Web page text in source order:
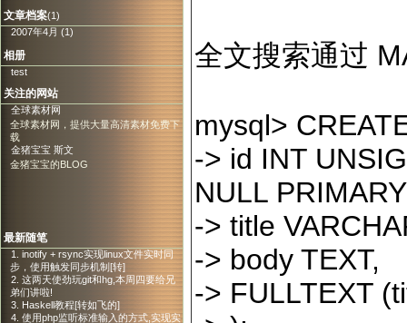
文章档案(1)
2007年4月 (1)
相册
test
关注的网站
全球素材网
全球素材网，提供大量高清素材免费下
载
金猪宝宝 斯文
金猪宝宝的BLOG
最新随笔
1. inotify + rsync实现linux文件实时同
步，使用触发同步机制[转]
2. 这两天使劲玩git和hg,本周四要给兄
弟们讲啦!
3. Haskell教程[转如飞的]
4. 使用php监听标准输入的方式,实现实
全文搜索通过
mysql>
-> id INT
NULL
-> title
-> body TEXT,
-> FULLTEXT